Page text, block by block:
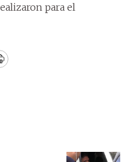
para el